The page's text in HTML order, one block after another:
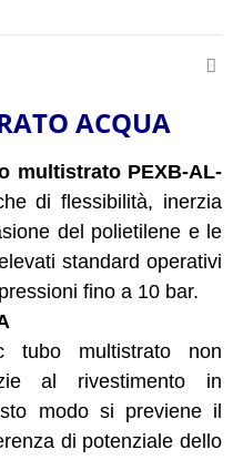
ACQUA
multistrato PEXB-AL-
di flessibilità, inerzia
del polietilene e le
standard operativi
fino a 10 bar.
tubo multistrato non
al rivestimento in
modo si previene il
di potenziale dello